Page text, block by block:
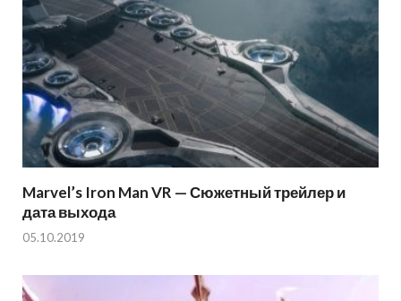
Marvel’s Iron Man VR — Сюжетный трейлер и
дата выхода
05.10.2019